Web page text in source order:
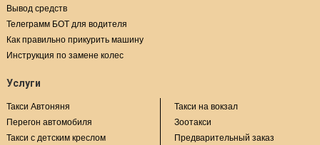
Вывод средств
Телеграмм БОТ для водителя
Как правильно прикурить машину
Инструкция по замене колес
Услуги
Такси Автоняня
Перегон автомобиля
Такси с детским креслом
Такси на вокзал
Зоотакси
Предварительный заказ